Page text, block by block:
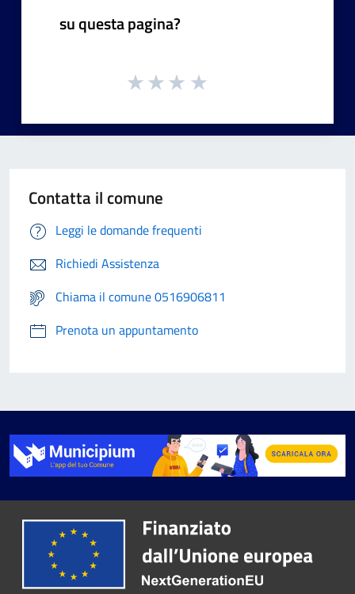
su questa pagina?
Contatta il comune
Leggi le domande frequenti
Richiedi Assistenza
Chiama il comune 0516906811
Prenota un appuntamento